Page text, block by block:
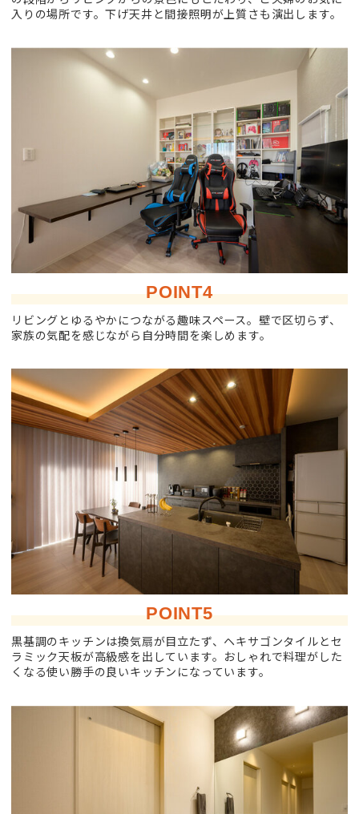
入りの場所です。下げ天井と間接照明が上質さも演出します。
POINT4
リビングとゆるやかにつながる趣味スペース。壁で区切らず、
家族の気配を感じながら自分時間を楽しめます。
POINT5
黒基調のキッチンは換気扇が目立たず、ヘキサゴンタイルとセ
ラミック天板が高級感を出しています。おしゃれで料理がした
くなる使い勝手の良いキッチンになっています。